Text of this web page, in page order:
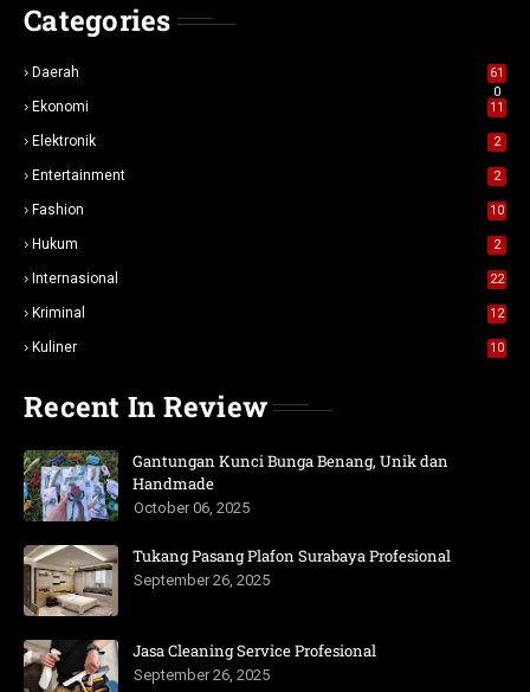
Categories
Daerah
61
0
Ekonomi 11
Elektronik 2
Entertainment 2
Fashion 10
Hukum 2
Internasional 22
Kriminal 12
Kuliner 10
Recent In Review
Gantungan Kunci Bunga Benang, Unik dan
Handmade
October 06, 2025
Tukang Pasang Plafon Surabaya Profesional
September 26, 2025
Jasa Cleaning Service Profesional
September 26, 2025